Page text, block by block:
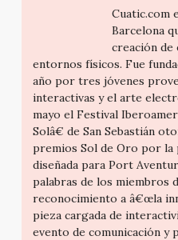
Cuatic.com
Barcelona
creación de
entornos físicos. Fue
año por tres jóvenes
interactivas y el arte
mayo el Festival
Solâ€ de San Sebastián
premios Sol de Oro por la
diseñada para Port
palabras de los miembros
reconocimiento a â€œla
pieza cargada de
evento de comunicación y